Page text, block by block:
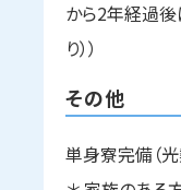
から2年経過後
り））
その他
単身寮完備（